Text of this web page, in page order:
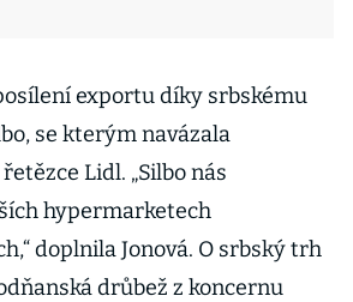
exportu díky srbskému
se kterým navázala
Lidl. „Silbo nás
hypermarketech
doplnila Jonová. O srbský trh
drůbež z koncernu